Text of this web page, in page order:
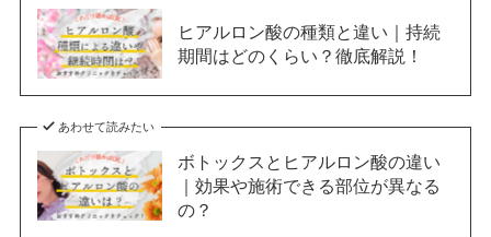
ヒアルロン酸の種類と違い｜持続
期間はどのくらい？徹底解説！
あわせて読みたい
ボトックスとヒアルロン酸の違い
｜効果や施術できる部位が異なる
の？